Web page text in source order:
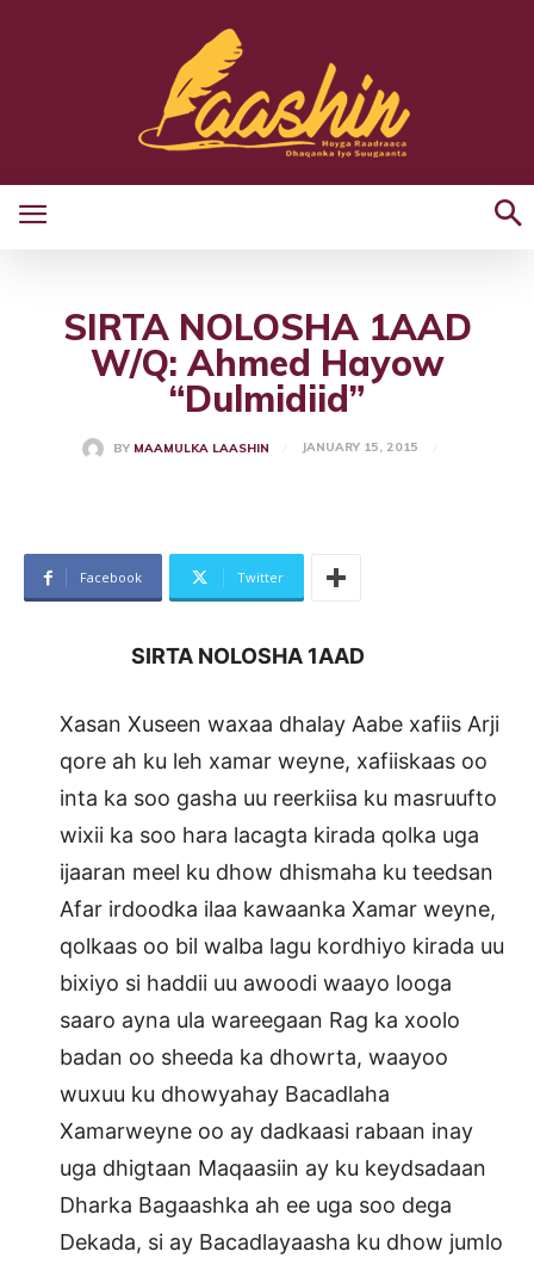
SIRTA NOLOSHA 1AAD
W/Q: Ahmed Hayow
“Dulmidiid”
BY MAAMULKA LAASHIN JANUARY 15, 2015
Facebook Twitter
SIRTA NOLOSHA 1AAD
Xasan Xuseen waxaa dhalay Aabe xafiis Arji
qore ah ku leh xamar weyne, xafiiskaas oo
inta ka soo gasha uu reerkiisa ku masruufto
wixii ka soo hara lacagta kirada qolka uga
ijaaran meel ku dhow dhismaha ku teedsan
Afar irdoodka ilaa kawaanka Xamar weyne,
qolkaas oo bil walba lagu kordhiyo kirada uu
bixiyo si haddii uu awoodi waayo looga
saaro ayna ula wareegaan Rag ka xoolo
badan oo sheeda ka dhowrta, waayoo
wuxuu ku dhowyahay Bacadlaha
Xamarweyne oo ay dadkaasi rabaan inay
uga dhigtaan Maqaasiin ay ku keydsadaan
Dharka Bagaashka ah ee uga soo dega
Dekada, si ay Bacadlayaasha ku dhow jumlo